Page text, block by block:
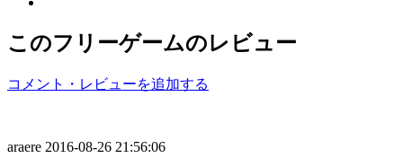
このフリーゲームのレビュー
コメント・レビューを追加する
araere 2016-08-26 21:56:06